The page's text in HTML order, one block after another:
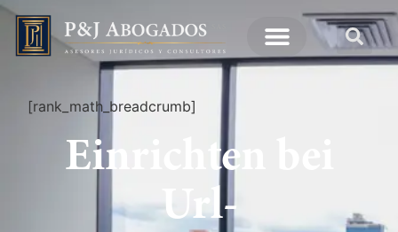
[rank_math_breadcrumb]
Einrichten bei
Url-